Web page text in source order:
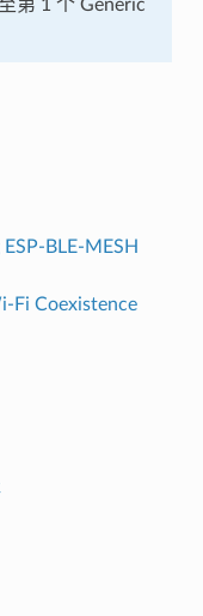
第 1 个 Generic
BLE-MESH
Fi Coexistence